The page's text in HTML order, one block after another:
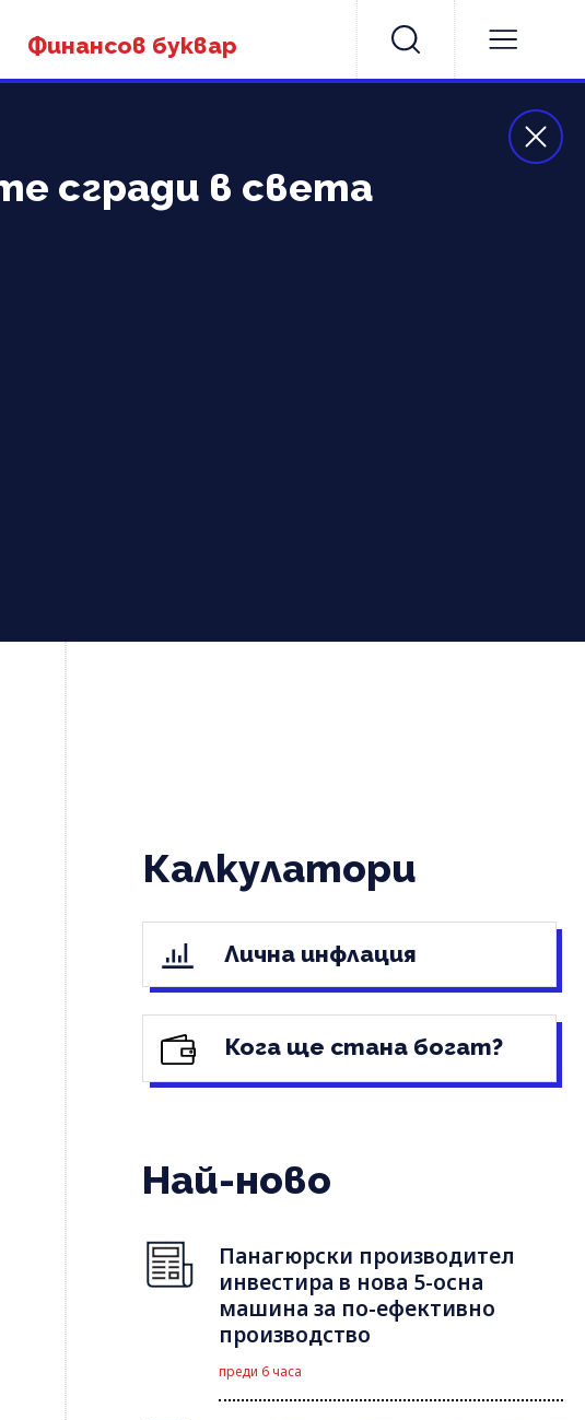
Финансов буквар
сгради в света
Калкулатори
Лична инфлация
Кога ще стана богат?
Най-ново
Панагюрски производител
инвестира в нова 5-осна
машина за по-ефективно
производство
преди 6 часа